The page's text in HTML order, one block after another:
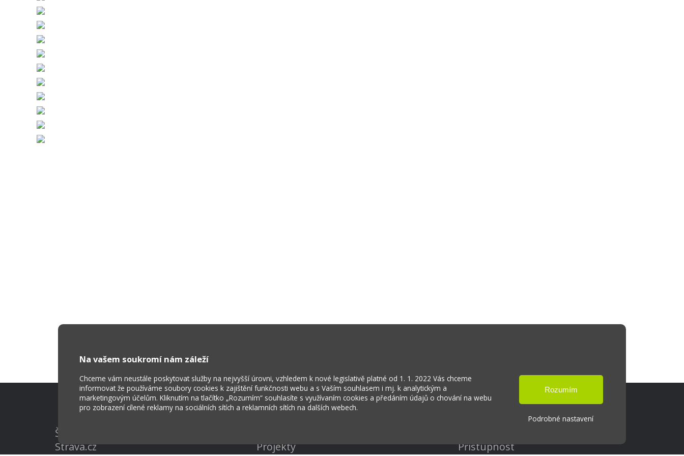
Na vašem soukromí nám záleží
Chceme vám neustále poskytovat služby na nejvyšší úrovni, vzhledem k nové legislativě platné od 1. 1. 2022 Vás chceme
informovat že používáme soubory cookies k zajištění funkčnosti webu a s Vaším souhlasem i mj. k analytickým a
marketingovým účelům. Kliknutím na tlačítko „Rozumím“ souhlasíte s využívaním cookies a předáním údajů o chování na webu
pro zobrazení cílené reklamy na sociálních sítích a reklamních sítích na dalších webech.
Podrobné nastavení
Škola Online
Strava.cz
Projekty
Přístupnost